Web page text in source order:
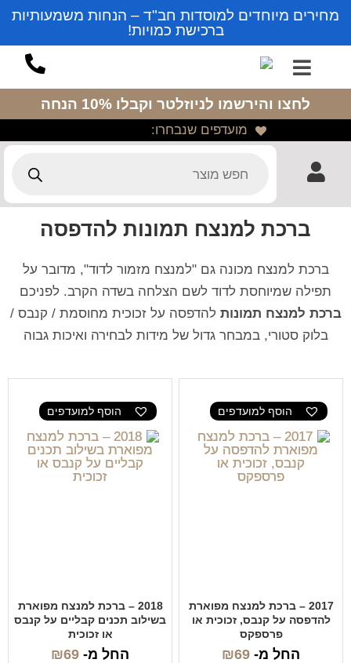
מחירים מיוחדים למוסדות חב"ד – הנחות משמעותיות
ברכישת כמויות!
לחצו והירשמו לניוזלטר וקבלו 10% הנחה
מועדפים שנבחרו:
ברכת למנצח תמונות להדפסה
ברכת למנצח מכונה גם "למנצח מזמור לדוד", מדובר על
תפילה שמיוחסת לדוד לשם הצלחה בשדה הקרב. לפניכם
ברכת למנצח תמונות להדפסה על זכוכית מחוסמת / קנבס /
בלוק סטורי, במבחר גדול של מידות לבחירה ואיכות גבוה
הוסף למועדפים
2017 – ברכת למנצח מפוארת
להדפסה על קנבס, זכוכית או
פרספקס
החל מ- ₪69
הוסף למועדפים
2018 – ברכת למנצח מפוארת
בשילוב תכנים קבליים על קנבס
או זכוכית
החל מ- ₪69